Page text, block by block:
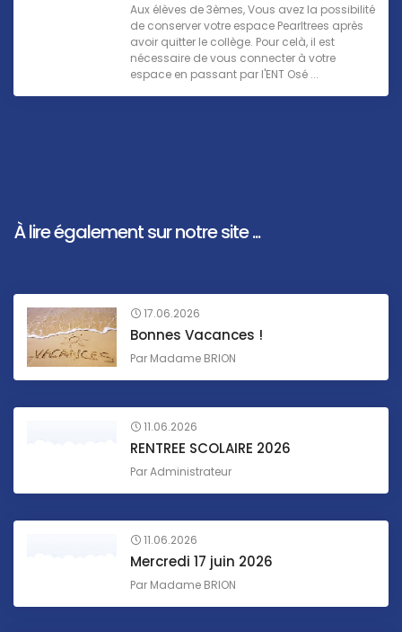
Aux élèves de 3èmes, Vous avez la possibilité
de conserver votre espace Pearltrees après
avoir quitter le collège. Pour celà, il est
nécessaire de vous connecter à votre
espace en passant par l'ENT Osé ...
À lire également sur notre site ...
17.06.2026
Bonnes Vacances !
Par Madame BRION
11.06.2026
RENTREE SCOLAIRE 2026
ParAdministrateur
11.06.2026
Mercredi 17 juin 2026
Par Madame BRION